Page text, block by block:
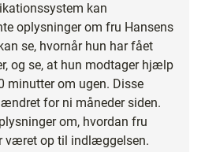
kan
oplysninger om fru Hansens
se, hvornår hun har fået
og se, at hun modtager hjælp
minutter om ugen. Disse
for ni måneder siden.
om, hvordan fru
været op til indlæggelsen.